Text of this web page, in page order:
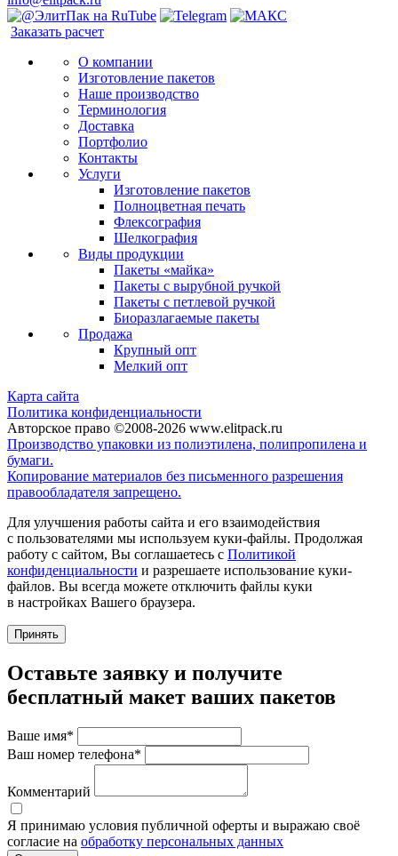
Заказать расчет
О компании
Изготовление пакетов
Наше производство
Терминология
Доставка
Портфолио
Контакты
Услуги
Изготовление пакетов
Полноцветная печать
Флексография
Шелкография
Виды продукции
Пакеты «майка»
Пакеты с вырубной ручкой
Пакеты с петлевой ручкой
Биоразлагаемые пакеты
Продажа
Крупный опт
Мелкий опт
Карта сайта
Политика конфиденциальности
Авторское право ©2008-2026 www.elitpack.ru
Производство упаковки из полиэтилена, полипропилена и
бумаги.
Копирование материалов без письменного разрешения
правообладателя запрещено.
Для улучшения работы сайта и его взаимодействия
с пользователями мы используем куки-файлы. Продолжая
работу с сайтом, Вы соглашаетесь с Политикой
конфиденциальности и разрешаете использование куки-
файлов. Вы всегда можете отключить файлы куки
в настройках Вашего браузера.
Принять
Оставьте заявку и получите
бесплатный макет ваших пакетов
Ваше имя*
Ваш номер телефона*
Комментарий
Я принимаю условия публичной оферты и выражаю своё
согласие на обработку персональных данных